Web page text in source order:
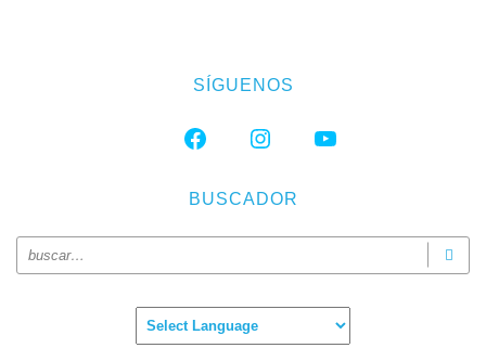
SÍGUENOS
FACEBOOKINSTAGRAMYOUTUBE
BUSCADOR